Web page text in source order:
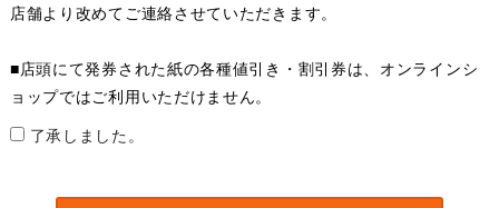
店舗より改めてご連絡させていただきます。
■店頭にて発券された紙の各種値引き・割引券は、オンラインシ
ョップではご利用いただけません。
了承しました。